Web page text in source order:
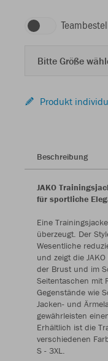
Bitte Größe
Produkt
Beschreibung
JAKO
für sportliche
Eine
überzeugt. Der
Wesentliche
und zeigt die
der Brust und im
Seitentaschen mit
Gegenstände wie
Jacken- und
gewährleisten
Erhältlich ist die
verschiedenen
S - 3XL.